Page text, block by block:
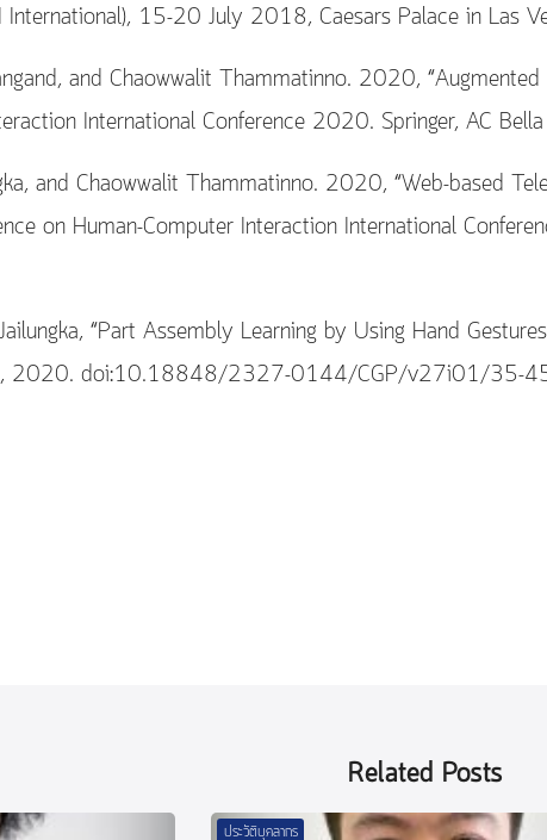
15-20 July 2018, Caesars Palace in Las
and Chaowwalit Thammatinno. 2020,
International Conference 2020. Springer, AC
and Chaowwalit Thammatinno. 2020, “Web-based
on Human-Computer Interaction International
“Part Assembly Learning by Using Hand
2020. doi:10.18848/2327-0144/CGP/v27i01/35-
Related Posts
ประวัติบุคลากร